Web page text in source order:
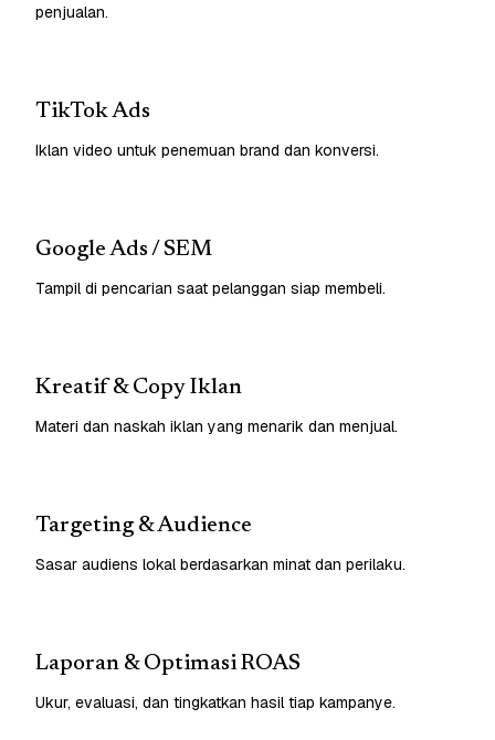
penjualan.
TikTok Ads
Iklan video untuk penemuan brand dan konversi.
Google Ads / SEM
Tampil di pencarian saat pelanggan siap membeli.
Kreatif & Copy Iklan
Materi dan naskah iklan yang menarik dan menjual.
Targeting & Audience
Sasar audiens lokal berdasarkan minat dan perilaku.
Laporan & Optimasi ROAS
Ukur, evaluasi, dan tingkatkan hasil tiap kampanye.